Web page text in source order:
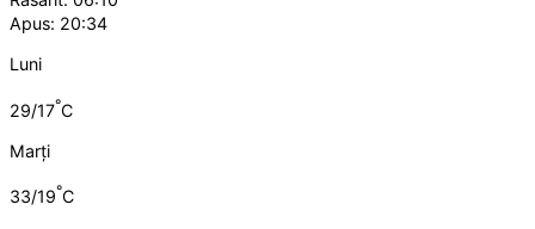
Apus: 20:34
Luni
29/17°C
Marți
33/19°C